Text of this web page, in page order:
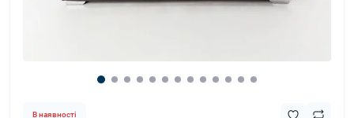
В наявності